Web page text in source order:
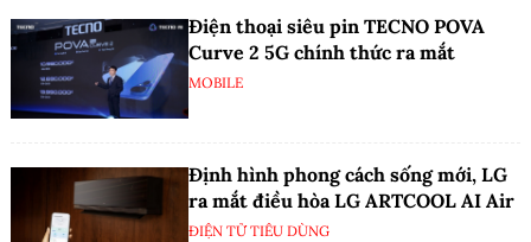
Điện thoại siêu pin TECNO POVA
Curve 2 5G chính thức ra mắt
MOBILE
Định hình phong cách sống mới, LG
ra mắt điều hòa LG ARTCOOL AI Air
ĐIỆN TỬ TIÊU DÙNG